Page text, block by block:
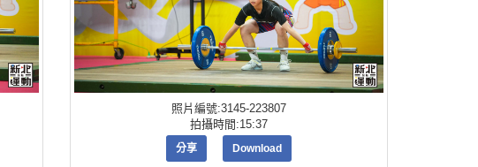
照片編號:3145-223807
拍攝時間:15:37
分享 Download